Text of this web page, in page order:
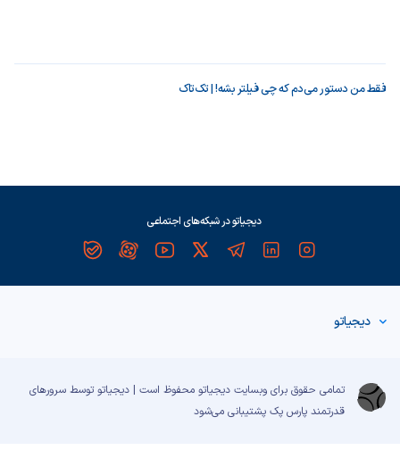
فقط من دستور می‌دم که چی فیلتر بشه! | تک‌تاک
دیجیاتو در شبکه‌های اجتماعی
دیجیاتو
تمامی حقوق برای وبسایت دیجیاتو محفوظ است | دیجیاتو توسط سرورهای
قدرتمند پارس پک پشتیبانی می‌شود